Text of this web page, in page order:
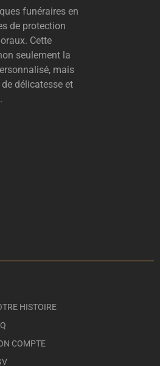
funéraires en
de protection
Cette
seulement la
mais
délicatesse et
HISTOIRE
COMPTE